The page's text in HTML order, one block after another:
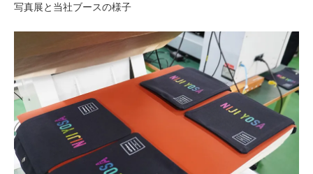
写真展と当社ブースの様子